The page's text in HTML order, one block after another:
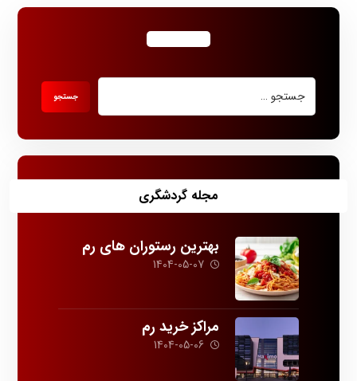
مجله گردشگری
بهترین رستوران های رم
1404-05-07
مراکز خرید رم
1404-05-06